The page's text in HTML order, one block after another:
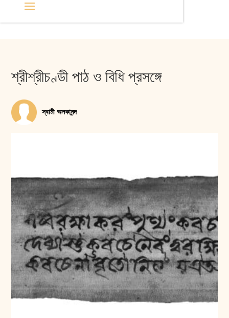
শ্রীশ্রীচণ্ডী পাঠ ও বিধি প্রসঙ্গে
স্বামী অলকানন্দ